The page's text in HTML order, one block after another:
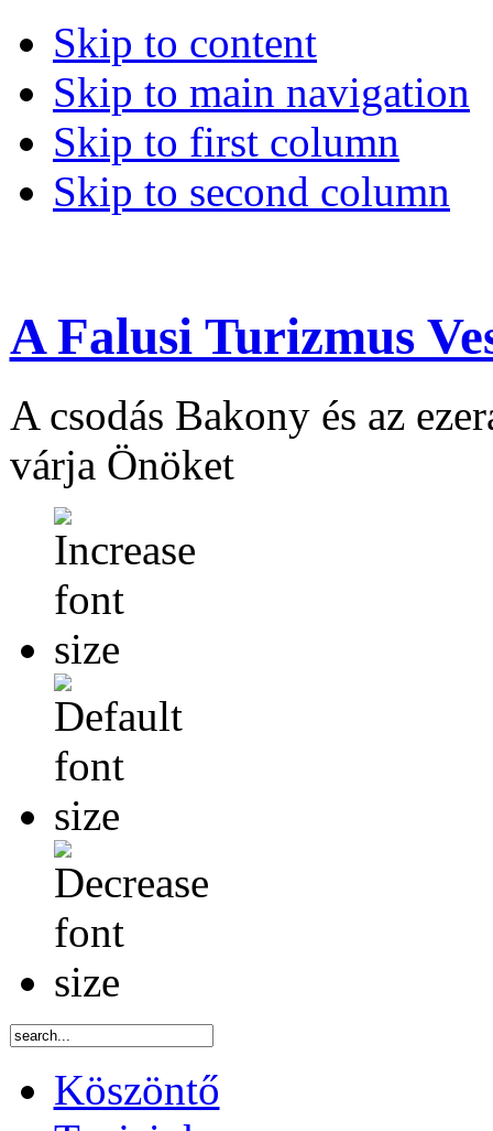
Skip to content
Skip to main navigation
Skip to first column
Skip to second column
A Falusi Turizmus
A csodás Bakony és az
várja Önöket
Köszöntő